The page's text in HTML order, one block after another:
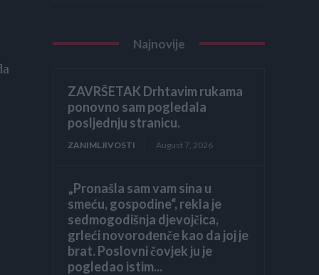
Najnovije
ZAVRŠETAK Drhtavim rukama
ponovno sam pogledala
posljednju stranicu.
ZANIMLJIVOSTI August 7, 2026
„Pronašla sam vam sina u
smeću, gospodine“, rekla je
sedmogodišnja djevojčica,
grleći novorođenče kao da joj je
brat. Poslovni čovjek ju je
pogledao istim...